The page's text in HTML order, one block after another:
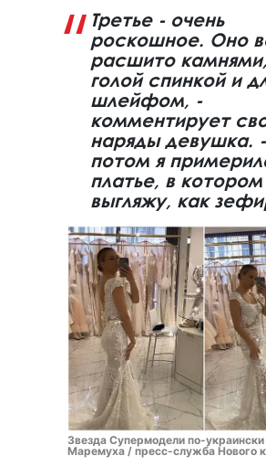
Третье - очень
роскошное. Оно
расшито
голой спинкой и
шлейфом, -
комментирует
наряды девушка.
потом я
платье, в котором
выгляжу, как
Звезда Супермодели по-
Маремуха / пресс-служба Нового